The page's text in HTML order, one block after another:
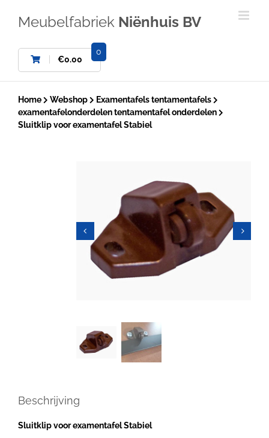
Meubelfabriek Niënhuis BV
€0.00
0
Home Webshop
Examentafels tentamentafels
examentafelonderdelen tentamentafel onderdelen
Sluitklip voor examentafel Stabiel
Beschrijving
Sluitklip voor examentafel Stabiel